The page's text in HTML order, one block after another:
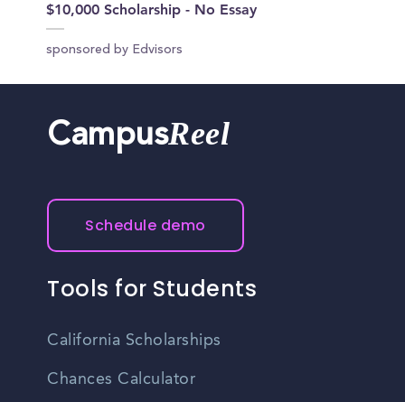
$10,000 Scholarship - No Essay
sponsored by Edvisors
CampusReel
Schedule demo
Tools for Students
California Scholarships
Chances Calculator